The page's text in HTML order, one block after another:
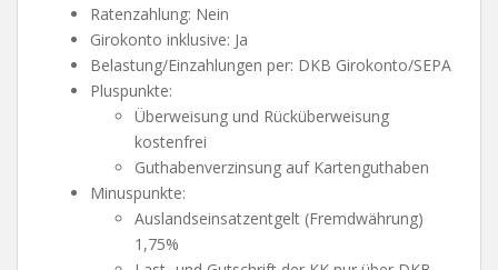
Ratenzahlung: Nein
Girokonto inklusive: Ja
Belastung/Einzahlungen per: DKB Girokonto/SEPA
Pluspunkte:
Überweisung und Rücküberweisung
kostenfrei
Guthabenverzinsung auf Kartenguthaben
Minuspunkte:
Auslandseinsatzentgelt (Fremdwährung)
1,75%